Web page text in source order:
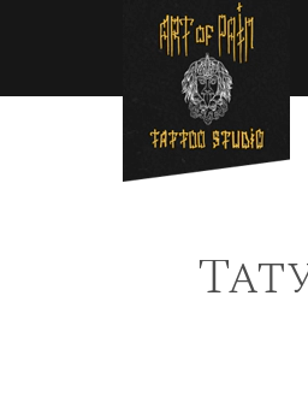
Перейти к основному
Строка